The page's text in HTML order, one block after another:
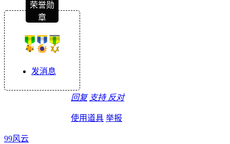
荣誉勋
章
发消息
回复 支持 反对
使用道具 举报
99风云